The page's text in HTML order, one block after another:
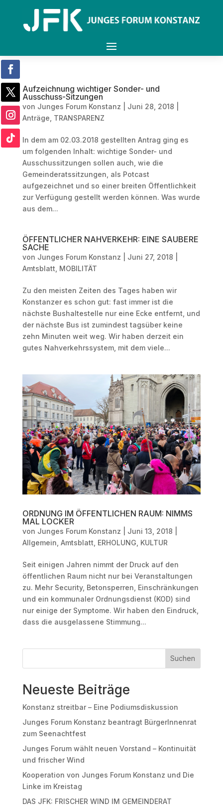
Aufzeichnung wichtiger Sonder- und
Ausschuss-Sitzungen
von Junges Forum Konstanz Juni 28, 2018
Anträge TRANSPARENZ
In dem am 02.03.2018 gestellten Antrag ging es
um folgenden Inhalt: wichtige Sonder- und
Ausschussitzungen sollen auch, wie die
Gemeinderatssitzungen, als Potcast
aufgezeichnet und so einer breiten Öffentlichkeit
zur Verfügung gestellt werden können. Was wurde
aus dem...
ÖFFENTLICHER NAHVERKEHR: EINE SAUBERE
SACHE
von Junges Forum Konstanz Juni 27, 2018
Amtsblatt MOBILITÄT
Zu den meisten Zeiten des Tages haben wir
Konstanzer es schon gut: fast immer ist die
nächste Bushaltestelle nur eine Ecke entfernt, und
der nächste Bus ist zumindest tagsüber keine
zehn Minuten weit weg. Wir haben derzeit ein
gutes Nahverkehrssystem, mit dem viele...
ORDNUNG IM ÖFFENTLICHEN RAUM: NIMMS
MAL LOCKER
von Junges Forum Konstanz Juni 13, 2018
Allgemein Amtsblatt ERHOLUNG KULTUR
Seit einigen Jahren nimmt der Druck auf den
öffentlichen Raum nicht nur bei Veranstaltungen
zu. Mehr Security, Betonsperren, Einschränkungen
und ein kommunaler Ordnungsdienst (KOD) sind
nur einige der Symptome. Wir haben den Eindruck,
dass die ausgelassene Stimmung...
Suchen
Neueste Beiträge
Konstanz streitbar – Eine Podiumsdiskussion
Junges Forum Konstanz beantragt BürgerInnenrat
zum Seenachtfest
Junges Forum wählt neuen Vorstand – Kontinuität
und frischer Wind
Kooperation von Junges Forum Konstanz und Die
Linke im Kreistag
DAS JFK: FRISCHER WIND IM GEMEINDERAT